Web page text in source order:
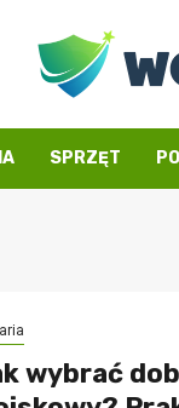
SPRZĘT
wybrać